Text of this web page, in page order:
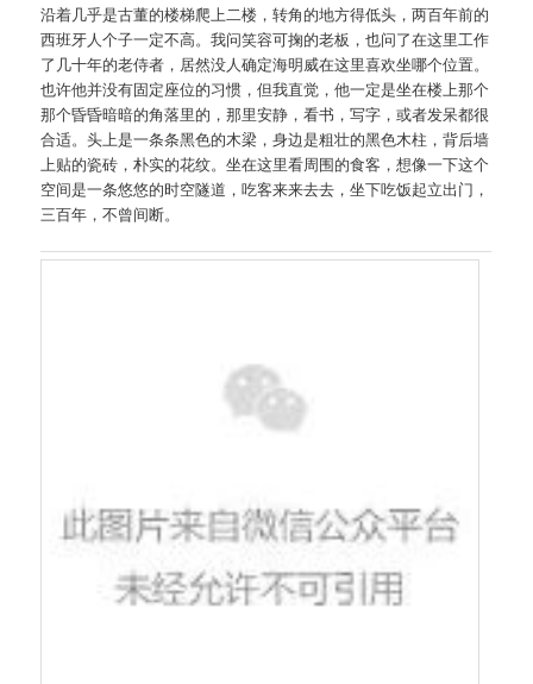
沿着几乎是古董的楼梯爬上二楼，转角的地方得低头，两百年前的
西班牙人个子一定不高。我问笑容可掬的老板，也问了在这里工作
了几十年的老侍者，居然没人确定海明威在这里喜欢坐哪个位置。
也许他并没有固定座位的习惯，但我直觉，他一定是坐在楼上那个
那个昏昏暗暗的角落里的，那里安静，看书，写字，或者发呆都很
合适。头上是一条条黑色的木梁，身边是粗壮的黑色木柱，背后墙
上贴的瓷砖，朴实的花纹。坐在这里看周围的食客，想像一下这个
空间是一条悠悠的时空隧道，吃客来来去去，坐下吃饭起立出门，
三百年，不曾间断。